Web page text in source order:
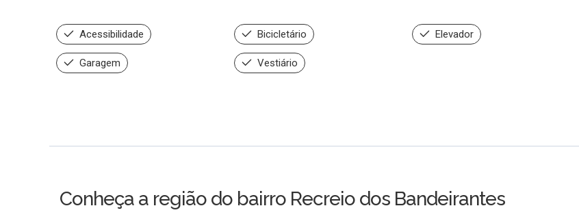
Acessibilidade Bicicletário Elevador
Garagem Vestiário
Conheça a região do bairro Recreio dos Bandeirantes